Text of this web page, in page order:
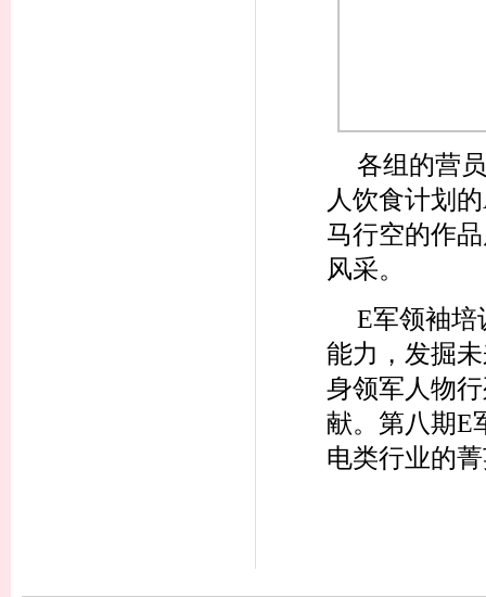
各组的营
人饮食计划
马行空的作
风采。
E军领袖
能力，发掘
身领军人物
献。第八期E
电类行业的